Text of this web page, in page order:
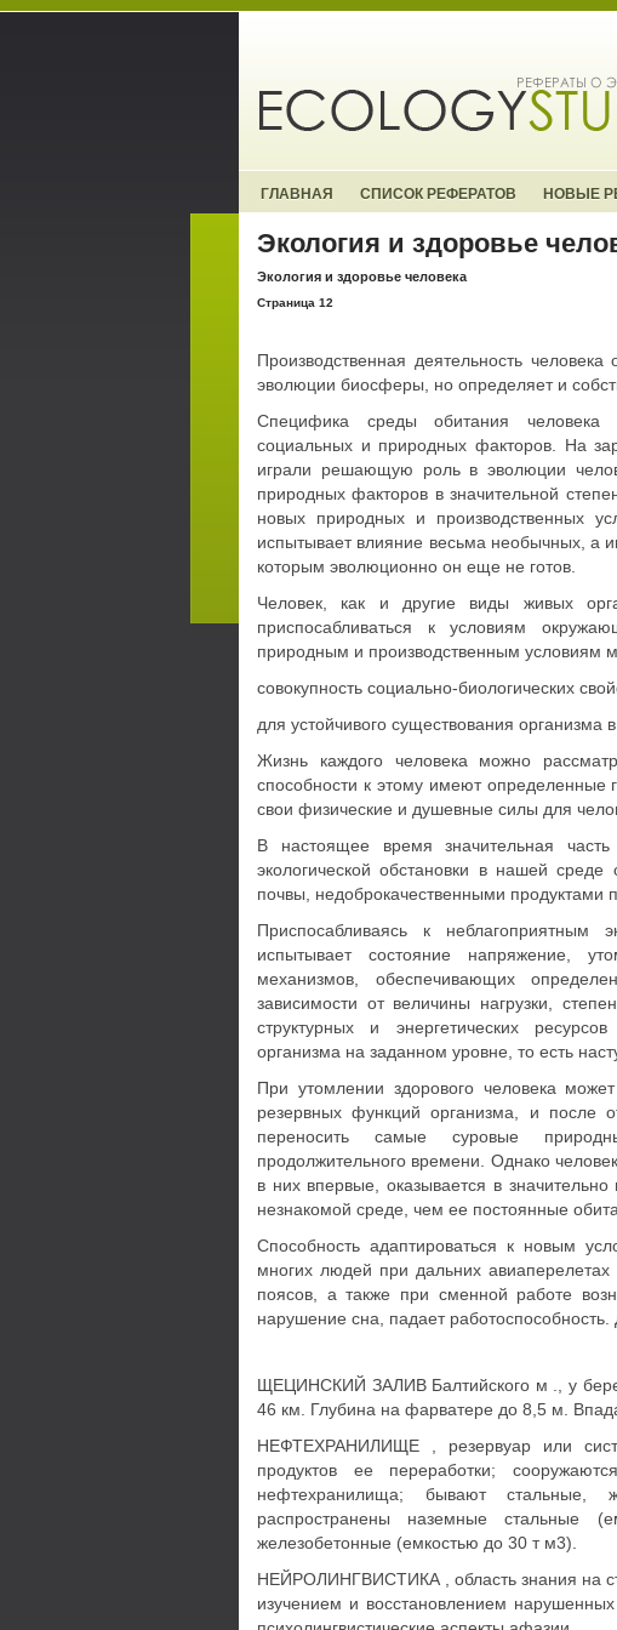
ГЛАВНАЯ СПИСОК РЕФЕРАТОВ НОВЫЕ
Экология и здоровье
Экология и здоровье человека
Страница 12
Производственная деятельность
эволюции биосферы, но определяет и
Специфика среды обитания человека
социальных и природных факторов. На
играли решающую роль в эволюции
природных факторов в значительной
новых природных и производственных
испытывает влияние весьма необычных, а
которым эволюционно он еще не готов.
Человек, как и другие виды живых
приспосабливаться к условиям
природным и производственным условиям
совокупность социально-биологических
для устойчивого существования организма
Жизнь каждого человека можно
способности к этому имеют определенные
свои физические и душевные силы для
В настоящее время значительная
экологической обстановки в нашей
почвы, недоброкачественными продуктами
Приспосабливаясь к неблагоприятным
испытывает состояние напряжение,
механизмов, обеспечивающих
зависимости от величины нагрузки,
структурных и энергетических
организма на заданном уровне, то есть
При утомлении здорового человека
резервных функций организма, и после
переносить самые суровые
продолжительного времени. Однако
в них впервые, оказывается в
незнакомой среде, чем ее постоянные
Способность адаптироваться к новым
многих людей при дальних
поясов, а также при сменной работе
нарушение сна, падает
ЩЕЦИНСКИЙ ЗАЛИВ Балтийского м ., у
46 км. Глубина на фарватере до 8,5 м.
НЕФТЕХРАНИЛИЩЕ , резервуар или
продуктов ее переработки;
нефтехранилища; бывают стальные,
распространены наземные
железобетонные (емкостью до 30 т м3).
НЕЙРОЛИНГВИСТИКА , область знания на
изучением и восстановлением